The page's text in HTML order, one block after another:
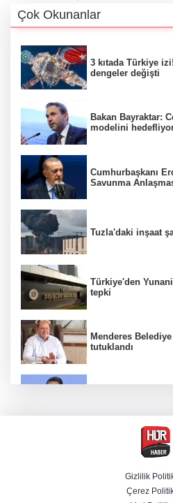
Çok Okunanlar
3 kıtada Türkiye
dengeler değişti
Bakan Bayraktar:
modelini
Cumhurbaşkanı
Savunma
Tuzla'daki inşaat
Türkiye'den
tepki
Menderes
tutuklandı
Hür Ağbaba
hareketlerini
Bakan Gürlek:
Gizlilik
Çerez